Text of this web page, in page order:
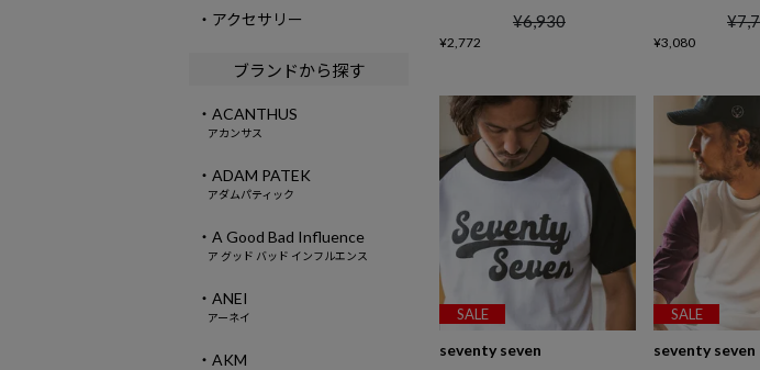
¥6,930
¥2,772
¥
¥3,080
SALE
seventy seven
SALE
seventy seven
・アクセサリー
ブランドから探す
・ACANTHUS
アカンサス
・ADAM PATEK
アダムパティック
・A Good Bad Influence
ア グッド バッド インフルエンス
・ANEI
アーネイ
・AKM